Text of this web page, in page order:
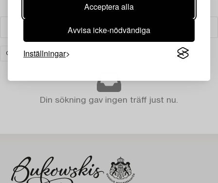
Acceptera alla
Avvisa icke-nödvändiga
Inställningar
Filter
ORREFORS LIGHTING
Din sökning gav ingen träff just nu.